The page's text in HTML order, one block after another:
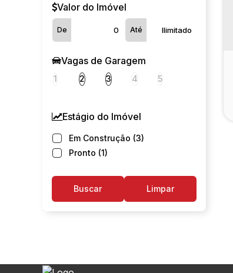
Valor do Imóvel
De Até
Vagas de Garagem
1 2 3 4 5
Estágio do Imóvel
Em Construção (3)
Pronto (1)
Buscar Limpar